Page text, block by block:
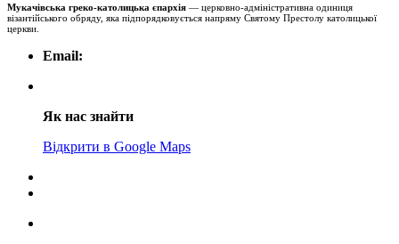
Мукачівська греко-католицька єпархія — церковно-адміністративна одиниця
візантійського обряду, яка підпорядковується напряму Святому Престолу католицької
церкви.
Email:
Як нас знайти
Відкрити в Google Maps